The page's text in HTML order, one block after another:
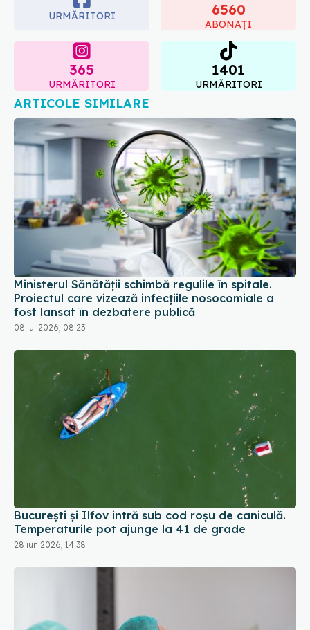
URMĂRITORI 6560
ABONAȚI
365
URMĂRITORI
1401
URMĂRITORI
ARTICOLE SIMILARE
Ministerul Sănătății schimbă regulile în spitale.
Proiectul care vizează infecțiile nosocomiale a
fost lansat în dezbatere publică
08 iul 2026, 08:23
București și Ilfov intră sub cod roșu de caniculă.
Temperaturile pot ajunge la 41 de grade
28 iun 2026, 14:38